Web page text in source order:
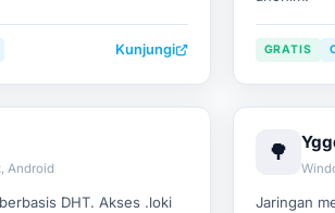
Kunjungi GRATIS
Android
DHT. Akses .loki
🌳
Jaringan